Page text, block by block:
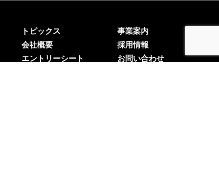
トピックス
事業案内
会社概要
採用情報
エントリーシート
お問い合わせ